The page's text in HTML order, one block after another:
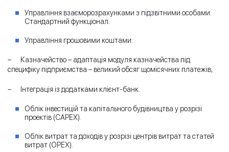
Управління взаєморозрахунками з підзвітними особами.
Стандартний функціонал.
Управління грошовими коштами:
– Казначейство – адаптація модуля казначейства під
специфіку підприємства – великий обсяг щомісячних платежів;
– Інтеграція із додатками клієнт-банк.
Облік інвестицій та капітального будівництва у розрізі
проектів (CAPEX).
Облік витрат та доходів у розрізі центрів витрат та статей
витрат (OPEX).